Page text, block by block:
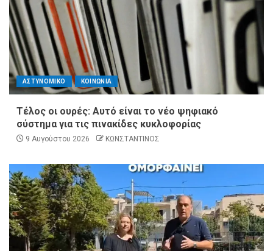
ΑΣΤΥΝΟΜΙΚΟ ΚΟΙΝΩΝΙΑ
Τέλος οι ουρές: Αυτό είναι το νέο ψηφιακό
σύστημα για τις πινακίδες κυκλοφορίας
9 Αυγούστου 2026 ΚΩΝΣΤΑΝΤΙΝΟΣ